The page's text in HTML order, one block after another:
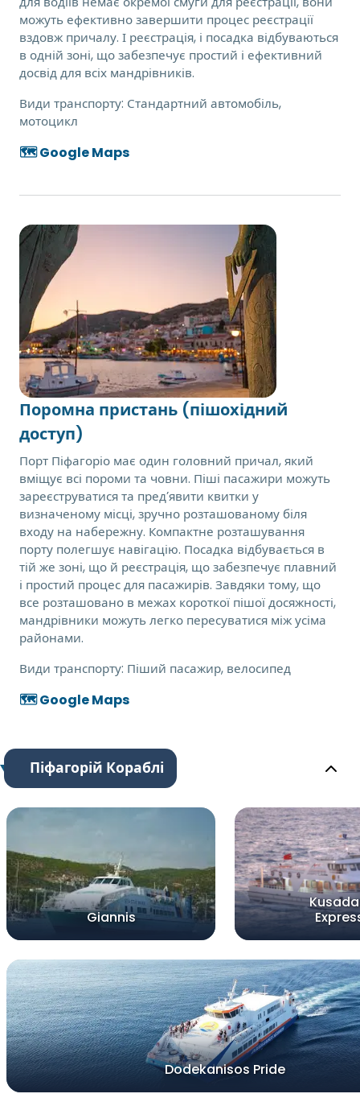
можуть ефективно завершити процес реєстрації
вздовж причалу. І реєстрація, і посадка відбуваються
в одній зоні, що забезпечує простий і ефективний
досвід для всіх мандрівників.
Види транспорту: Стандартний автомобіль,
мотоцикл
🗺️ Google Maps
Поромна пристань (пішохідний
доступ)
Порт Піфагоріо має один головний причал, який
вміщує всі пороми та човни. Піші пасажири можуть
зареєструватися та пред’явити квитки у
визначеному місці, зручно розташованому біля
входу на набережну. Компактне розташування
порту полегшує навігацію. Посадка відбувається в
тій же зоні, що й реєстрація, що забезпечує плавний
і простий процес для пасажирів. Завдяки тому, що
все розташовано в межах короткої пішої досяжності,
мандрівники можуть легко пересуватися між усіма
районами.
Види транспорту: Піший пасажир, велосипед
🗺️ Google Maps
Піфагорій Кораблі
Giannis
Dodekanisos Pride